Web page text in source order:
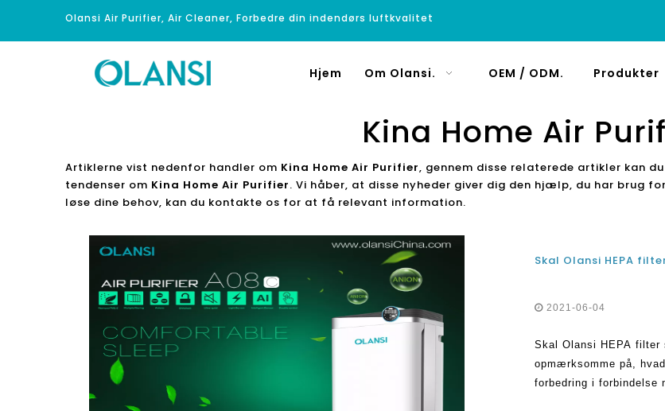
Olansi Air Purifier, Air Cleaner, Forbedre din indendørs luftkvalitet
Hjem Om Olansi. OEM / ODM. Produkter
Kina Home Air
Artiklerne vist nedenfor handler om Kina Home Air Purifier, gennem disse relaterede artikler kan
tendenser om Kina Home Air Purifier. Vi håber, at disse nyheder giver dig den hjælp, du har brug
løse dine behov, kan du kontakte os for at få relevant information.
Skal Olansi HEPA
2021-06-04
Skal Olansi HEPA
opmærksomme på,
forbedring i forbindelse